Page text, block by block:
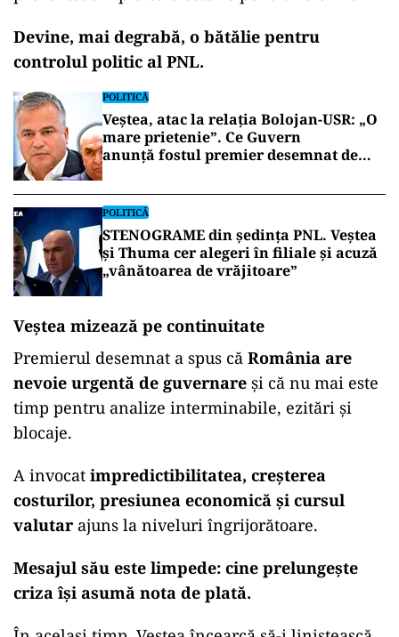
Devine, mai degrabă, o bătălie pentru
controlul politic al PNL.
POLITICĂ
Veștea, atac la relația Bolojan-USR: „O
mare prietenie”. Ce Guvern
anunță fostul premier desemnat de
POLITICĂ
STENOGRAME din ședința PNL. Veștea
și Thuma cer alegeri în filiale și acuză
„vânătoarea de vrăjitoare”
Veștea mizează pe continuitate
Premierul desemnat a spus că România are
nevoie urgentă de guvernare și că nu mai este
timp pentru analize interminabile, ezitări și
blocaje.
A invocat impredictibilitatea, creșterea
costurilor, presiunea economică și cursul
valutar ajuns la niveluri îngrijorătoare.
Mesajul său este limpede: cine prelungește
criza își asumă nota de plată.